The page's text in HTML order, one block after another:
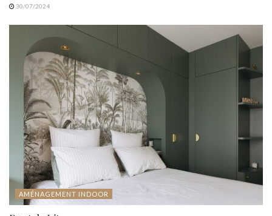
30/07/2024
AMÉNAGEMENT INDOOR